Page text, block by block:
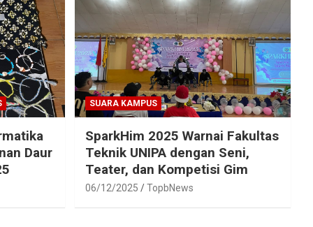
Daur
SUARA KAMPUS
SparkHim 2025 Warnai Fakultas
Teknik UNIPA dengan Seni,
Teater, dan Kompetisi Gim
06/12/2025 TopbNews